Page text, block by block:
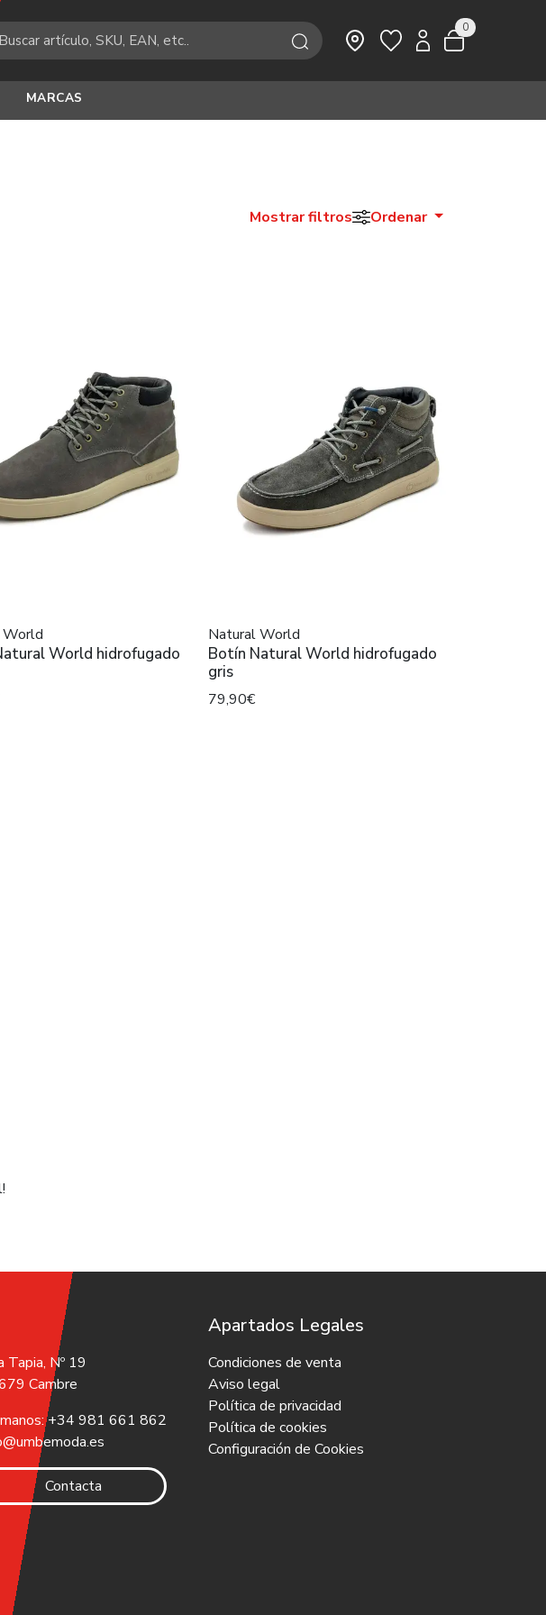
MARCAS
0
Mostrar filtros Ordenar
World hidrofugado
Natural World
Botín Natural World hidrofugado
gris
79,90€
Tapia, Nº 19
Cambre
+34 981 661 862
Contacta
Apartados Legales
Condiciones de venta
Aviso legal
Política de privacidad
Política de cookies
Configuración de Cookies